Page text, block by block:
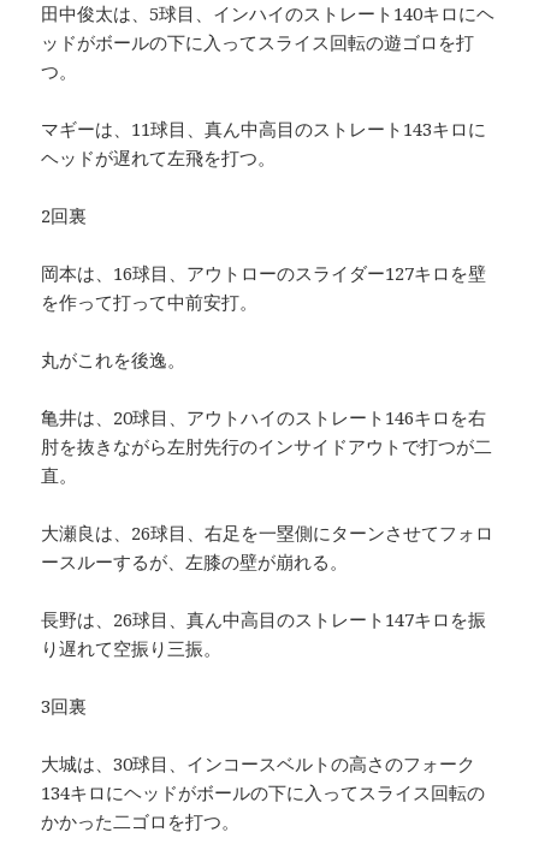
田中俊太は、5球目、インハイのストレート140キロにヘ
ッドがボールの下に入ってスライス回転の遊ゴロを打
つ。
マギーは、11球目、真ん中高目のストレート143キロに
ヘッドが遅れて左飛を打つ。
2回裏
岡本は、16球目、アウトローのスライダー127キロを壁
を作って打って中前安打。
丸がこれを後逸。
亀井は、20球目、アウトハイのストレート146キロを右
肘を抜きながら左肘先行のインサイドアウトで打つが二
直。
大瀬良は、26球目、右足を一塁側にターンさせてフォロ
ースルーするが、左膝の壁が崩れる。
長野は、26球目、真ん中高目のストレート147キロを振
り遅れて空振り三振。
3回裏
大城は、30球目、インコースベルトの高さのフォーク
134キロにヘッドがボールの下に入ってスライス回転の
かかった二ゴロを打つ。